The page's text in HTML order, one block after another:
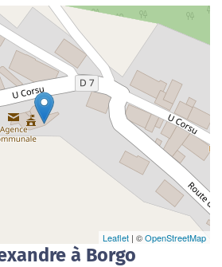
Leaflet | ©OpenStreetMap
à Borgo